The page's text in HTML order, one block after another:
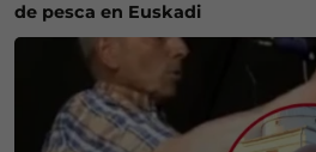
de pesca en Euskadi